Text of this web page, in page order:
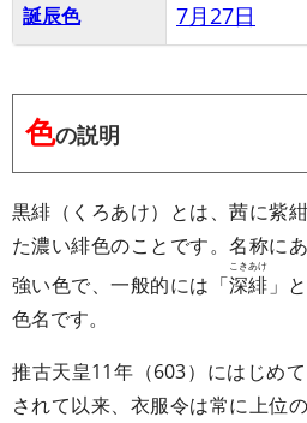
誕辰色 7月27日
色の説明
黒緋（くろあけ）とは、茜に紫
た濃い緋色のことです。名称に
強い色で、一般的には「深緋
こきあけ
」
色名です。
推古天皇11年（603）にはじめ
されて以来、衣服令は常に上位